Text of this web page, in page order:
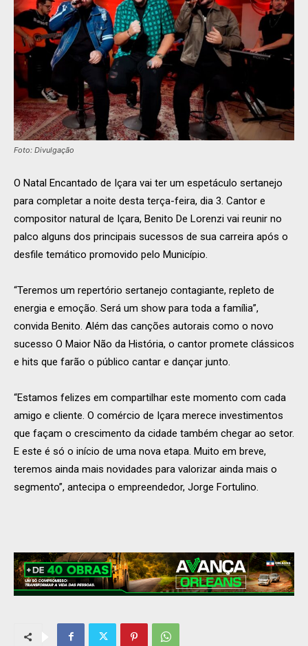
Foto: Divulgação
O Natal Encantado de Içara vai ter um espetáculo sertanejo
para completar a noite desta terça-feira, dia 3. Cantor e
compositor natural de Içara, Benito De Lorenzi vai reunir no
palco alguns dos principais sucessos de sua carreira após o
desfile temático promovido pelo Município.
“Teremos um repertório sertanejo contagiante, repleto de
energia e emoção. Será um show para toda a família”,
convida Benito. Além das canções autorais como o novo
sucesso O Maior Não da História, o cantor promete clássicos
e hits que farão o público cantar e dançar junto.
“Estamos felizes em compartilhar este momento com cada
amigo e cliente. O comércio de Içara merece investimentos
que façam o crescimento da cidade também chegar ao setor.
E este é só o início de uma nova etapa. Muito em breve,
teremos ainda mais novidades para valorizar ainda mais o
segmento”, antecipa o empreendedor, Jorge Fortulino.